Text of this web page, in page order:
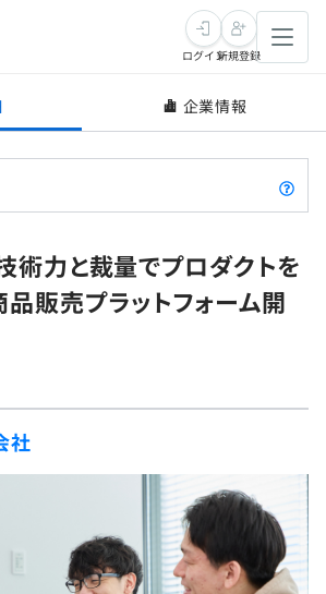
ログイン新規登録
企業情報
術力と裁量でプロダクトを
品販売プラットフォーム開
社